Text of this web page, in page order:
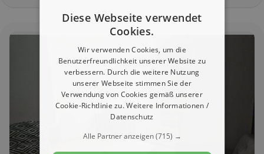
Diese Webseite verwendet
Cookies.
Wir verwenden Cookies, um die
Benutzerfreundlichkeit unserer Website zu
verbessern. Durch die weitere Nutzung
unserer Webseite stimmen Sie der
Verwendung von Cookies gemäß unserer
Cookie-Richtlinie zu.Weitere Informationen /
Datenschutz
Alle Partner anzeigen(715) →